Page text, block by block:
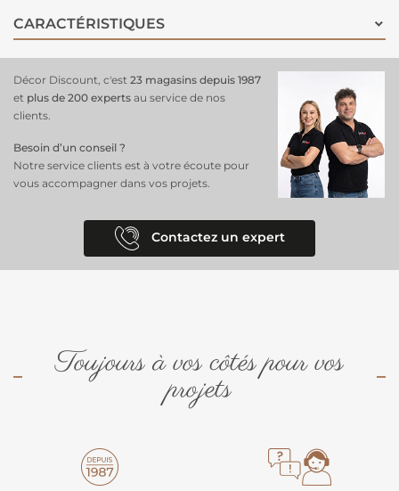
CARACTÉRISTIQUES
Décor Discount, c'est 23 magasins depuis 1987
et plus de 200 experts au service de nos
clients.
Besoin d’un conseil ?
Notre service clients est à votre écoute pour
vous accompagner dans vos projets.
Contactez un expert
Toujours à vos côtés pour vos
projets